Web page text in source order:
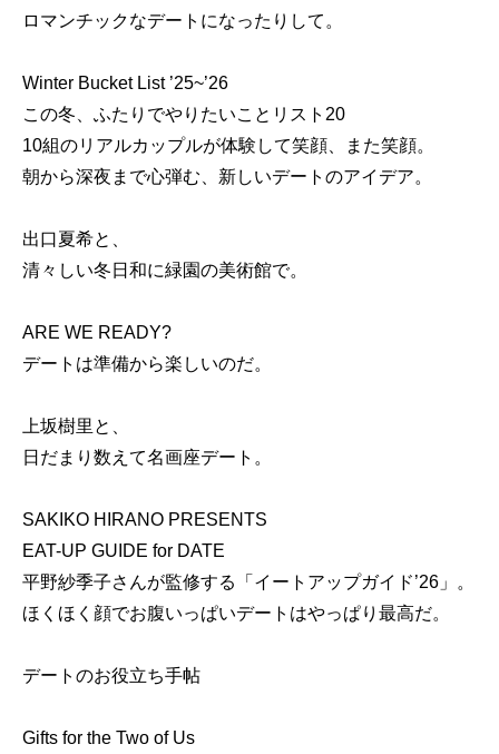
ロマンチックなデートになったりして。
Winter Bucket List ’25~’26
この冬、ふたりでやりたいことリスト20
10組のリアルカップルが体験して笑顔、また笑顔。
朝から深夜まで心弾む、新しいデートのアイデア。
出口夏希と、
清々しい冬日和に緑園の美術館で。
ARE WE READY?
デートは準備から楽しいのだ。
上坂樹里と、
日だまり数えて名画座デート。
SAKIKO HIRANO PRESENTS
EAT-UP GUIDE for DATE
平野紗季子さんが監修する「イートアップガイド’26」。
ほくほく顔でお腹いっぱいデートはやっぱり最高だ。
デートのお役立ち手帖
Gifts for the Two of Us